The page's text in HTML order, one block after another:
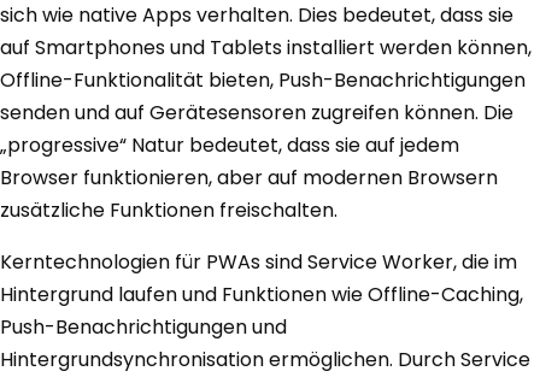
sich wie native Apps verhalten. Dies bedeutet, dass sie
auf Smartphones und Tablets installiert werden können,
Offline-Funktionalität bieten, Push-Benachrichtigungen
senden und auf Gerätesensoren zugreifen können. Die
„progressive“ Natur bedeutet, dass sie auf jedem
Browser funktionieren, aber auf modernen Browsern
zusätzliche Funktionen freischalten.
Kerntechnologien für PWAs sind Service Worker, die im
Hintergrund laufen und Funktionen wie Offline-Caching,
Push-Benachrichtigungen und
Hintergrundsynchronisation ermöglichen. Durch Service